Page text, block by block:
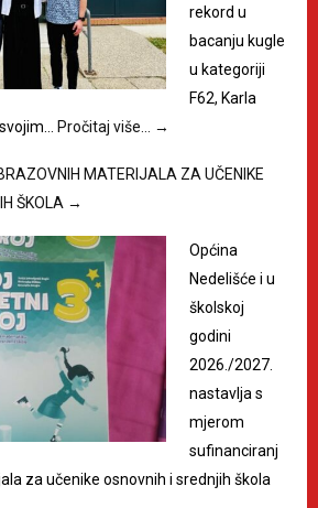
rekord u
bacanju kugle
u kategoriji
F62, Karla
Pročitaj više… →
MATERIJALA ZA UČENIKE
ŠKOLA →
Općina
Nedelišće i u
školskoj
godini
2026./2027.
nastavlja s
mjerom
sufinanciranj
za učenike osnovnih i srednjih škola